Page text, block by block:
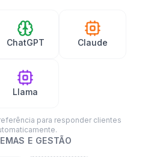
ChatGPT Claude
Llama
para responder clientes
E GESTÃO